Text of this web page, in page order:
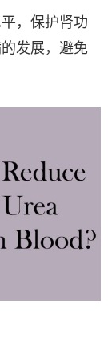
，保护肾功
发展，避免